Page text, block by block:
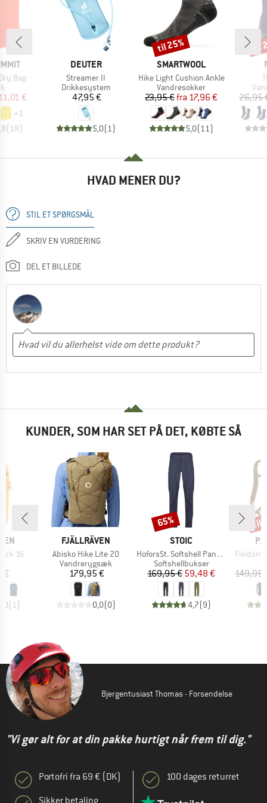
Bag
pris
€
+1
(18)
MÆRKE
DEUTER
Artikel
Streamer II
Produktgruppe
Drikkesystem
Pris
47,95 €
5,0(1 )
MÆRKE
SMARTWOOL
Artikel
Hike Light Cushion Ankle
Produktgruppe
Vandresokker
Pris
23,95 € Nedsat pris
fra 17,96 €
5,0(11 )
Rabat
til 25%
26,95
HVAD MENER DU?
STIL ET SPØRGSMÅL
SKRIV EN VURDERING
DEL ET BILLEDE
KUNDER, SOM HAR SET PÅ DET, KØBTE SÅ
16
€
(1)
MÆRKE
FJÄLLRÄVEN
Artikel
Abisko Hike Lite 20
Produktgruppe
Vandrerygsæk
Pris
179,95 €
0,0(0)
MÆRKE
STOIC
Artikel
HoforsSt. Softshell Pants Light
Produktgruppe
Softshellbukser
Pris
169,95 €Nedsat pris
59,48 €
4,7(9)
Rabat
65%
Artikel
149,95
til
Bjergentusiast Thomas - Forsendelse
"Vi gør alt for at din pakke hurtigt når frem til dig."
Portofri fra 69 € (DK)
Sikker betaling
100 dages returret